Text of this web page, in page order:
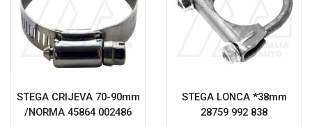
STEGA CRIJEVA 70-90mm
/NORMA 45864 002486
STEGA LONCA *38mm
28759 992 838